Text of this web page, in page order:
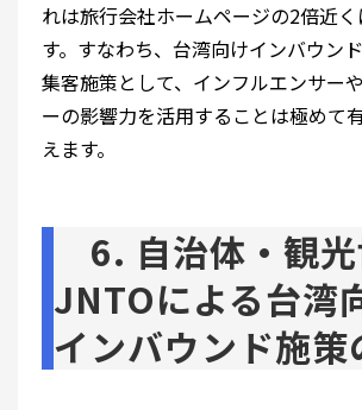
れは旅行会社ホームページの2倍近
す。すなわち、台湾向けインバウン
集客施策として、インフルエンサー
ーの影響力を活用することは極めて
えます。
6. 自治体・観
JNTOによる台湾
インバウンド施策